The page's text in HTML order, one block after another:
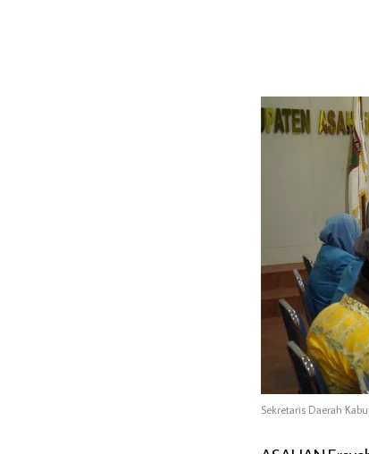
Sekretaris Daerah